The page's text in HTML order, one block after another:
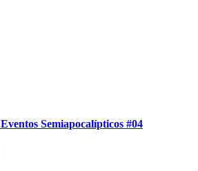
Eventos Semiapocalípticos #04